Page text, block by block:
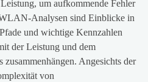
um aufkommende Fehler
Analysen sind Einblicke in
und wichtige Kennzahlen
der Leistung und dem
zusammenhängen. Angesichts der
von